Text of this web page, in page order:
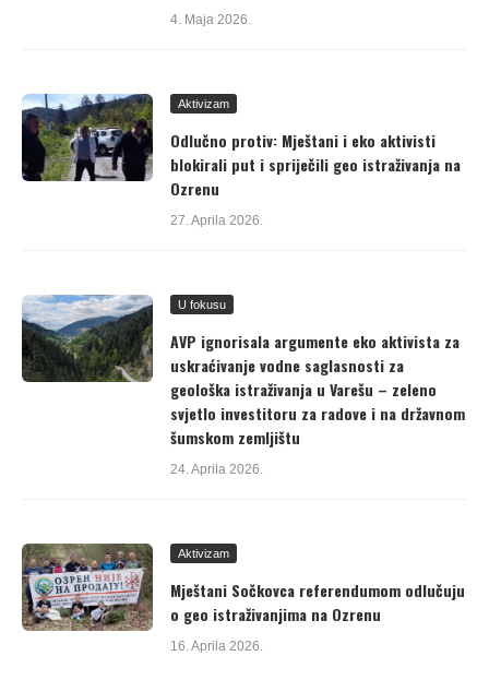
4. Maja 2026.
Aktivizam
Odlučno protiv: Mještani i eko aktivisti
blokirali put i spriječili geo istraživanja na
Ozrenu
27. Aprila 2026.
U fokusu
AVP ignorisala argumente eko aktivista za
uskraćivanje vodne saglasnosti za
geološka istraživanja u Varešu – zeleno
svjetlo investitoru za radove i na državnom
šumskom zemljištu
24. Aprila 2026.
Aktivizam
Mještani Sočkovca referendumom odlučuju
o geo istraživanjima na Ozrenu
16. Aprila 2026.